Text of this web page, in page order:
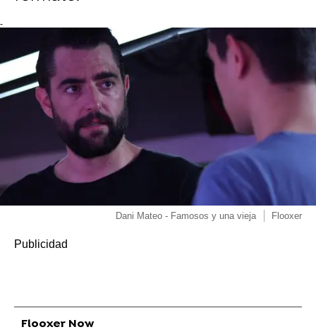
-
Dani Mateo - Famosos y una vieja Flooxer
Flooxer Now